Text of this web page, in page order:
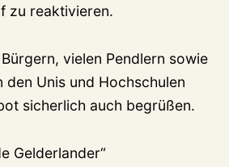
zu reaktivieren.
vielen Pendlern sowie
den Unis und Hochschulen
sicherlich auch begrüßen.
Gelderlander“